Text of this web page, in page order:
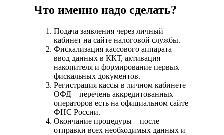
Что именно надо сделать?
Подача заявления через личный
кабинет на сайте налоговой службы.
Фискализация кассового аппарата –
ввод данных в ККТ, активация
накопителя и формирование первых
фискальных документов.
Регистрация кассы в личном кабинете
ОФД – перечень аккредитованных
операторов есть на официальном сайте
ФНС России.
Окончание процедуры – после
отправки всех необходимых данных и